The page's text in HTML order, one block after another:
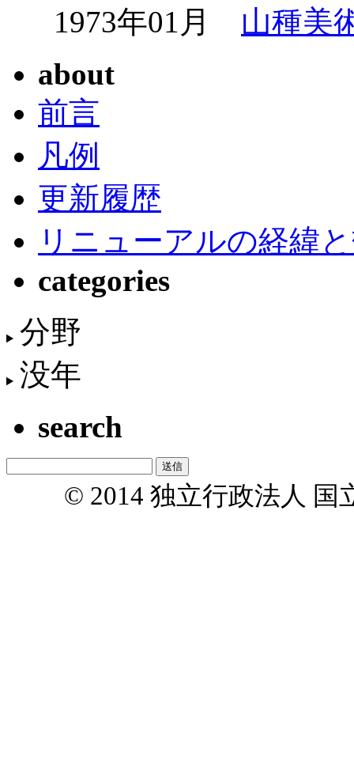
1973年01月 山種美
about
前言
凡例
更新履歴
リニューアルの経緯
categories
分野
没年
search
© 2014 独立行政法人 国